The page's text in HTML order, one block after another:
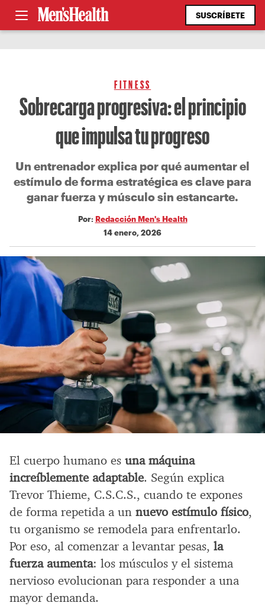
SUSCRÍBETE
FITNESS
Sobrecarga progresiva: el principio
que impulsa tu progreso
Un entrenador explica por qué aumentar el
estímulo de forma estratégica es clave para
ganar fuerza y músculo sin estancarte.
Por: Redacción Men's Health
14 enero, 2026
El cuerpo humano es una máquina
increíblemente adaptable. Según explica
Trevor Thieme, C.S.C.S., cuando te expones
de forma repetida a un nuevo estímulo físico,
tu organismo se remodela para enfrentarlo.
Por eso, al comenzar a levantar pesas, la
fuerza aumenta: los músculos y el sistema
nervioso evolucionan para responder a una
mayor demanda.